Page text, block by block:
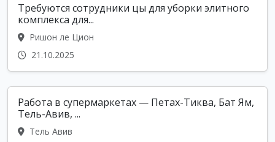
Требуются сотрудники цы для уборки элитного
комплекса для...
Ришон ле Цион
21.10.2025
Работа в супермаркетах — Петах-Тиква, Бат Ям,
Тель-Авив, ...
Тель Авив